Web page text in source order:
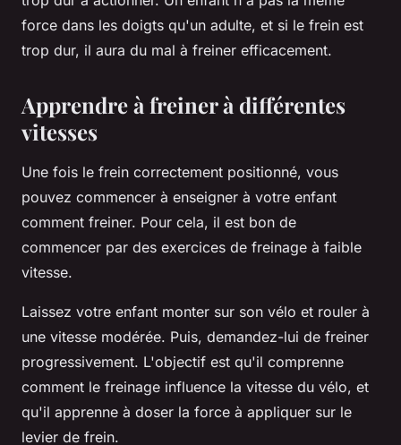
force dans les doigts qu'un adulte, et si le frein est
trop dur, il aura du mal à freiner efficacement.
Apprendre à freiner à différentes
vitesses
Une fois le frein correctement positionné, vous
pouvez commencer à enseigner à votre enfant
comment freiner. Pour cela, il est bon de
commencer par des exercices de freinage à faible
vitesse.
Laissez votre enfant monter sur son vélo et rouler à
une vitesse modérée. Puis, demandez-lui de freiner
progressivement. L'objectif est qu'il comprenne
comment le freinage influence la vitesse du vélo, et
qu'il apprenne à doser la force à appliquer sur le
levier de frein.